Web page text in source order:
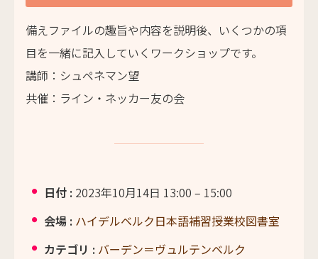
備えファイルの趣旨や内容を説明後、いくつかの項
目を一緒に記入していくワークショップです。
講師：シュペネマン望
共催：ライン・ネッカー友の会
日付 : 2023年10月14日 13:00 – 15:00
会場 : ハイデルベルク日本語補習授業校図書室
カテゴリ : バーデン＝ヴュルテンベルク